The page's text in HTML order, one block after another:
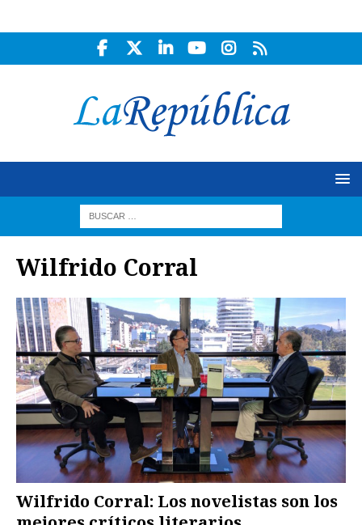
Wilfrido Corral
Wilfrido Corral: Los novelistas son los